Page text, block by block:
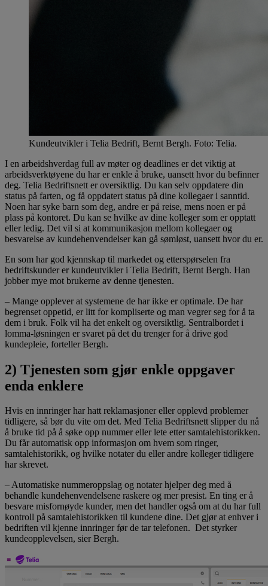
Kundeutvikler i Telia Bedrift, Bernt Bergh. Foto: Telia.
I en arbeidshverdag full av møter og deadlines er det viktig at
arbeidsverktøyene du har er enkle å bruke, uansett hvor du befinner
deg. Telia Bedriftsnett er oversiktlig. Du kan selv oppdatere din
status på farten, og få oppdatert status på dine kollegaer i sanntid.
Noen har syke barn som deg, andre er på reise, mens noen er på
plass på kontoret. Du kan se hvilke av dine kolleger som er opptatt
eller ledig. Det vil si at kommunikasjon mellom kollegaer og
besvarelse av kundehenvendelser kan gå sømløst, uansett hvor du er.
En som har god kjennskap til markedet og etterspørselen fra
bedriftskunder er kundeutvikler i Telia Bedrift, Bernt Bergh. Han
jobber mye mot brukerne av denne tjenesten.
– Mange opplever at systemene de har ikke er optimale. De har
begrenset oppetid, er litt for kompliserte og man vegrer seg for å ta
dem i bruk. Folk vil ha det enkelt og oversiktlig. Sentralbordet i
lomma-løsningen er svaret på det du trenger for å drive god
kundepleie, forteller Bergh.
2) Tjenesten som gjør enkle oppgaver
enda enklere
Hvis en innringer har hatt reklamasjoner eller opplevd problemer
tidligere, så bør du vite om det. Med Telia Bedriftsnett slipper du nå
å bruke tid på å søke opp nummer eller lete etter samtalehistorikken.
Du får automatisk opp informasjon om hvem som ringer,
samtalehistorikk, og hvilke notater du eller andre kolleger tidligere
har skrevet.
– Automatiske nummeroppslag og notater hjelper deg med å
behandle kundehenvendelsene raskere og mer presist. En ting er å
besvare misfornøyde kunder, men det handler også om at du har full
kontroll på samtalehistorikken til kundene dine. Det gjør at enhver i
bedriften vil kjenne innringer før de tar telefonen. Det styrker
kundeopplevelsen, sier Bergh.